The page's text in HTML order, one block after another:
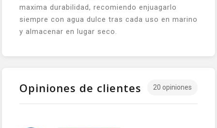
maxima durabilidad, recomiendo enjuagarlo
siempre con agua dulce tras cada uso en marino
y almacenar en lugar seco.
Opiniones de clientes 20 opiniones